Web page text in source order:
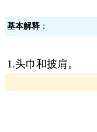
基本解释 ：
1.头巾和披肩。